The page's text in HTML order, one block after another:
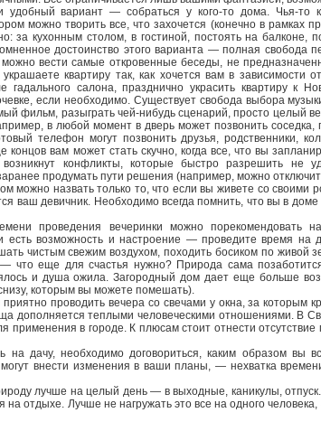
вариант — собраться у кого-то дома. Чья-то
можно творить все, что захочется (конечно в рамках
за кухонным столом, в гостиной, постоять на балконе,
достоинство этого варианта — полная свобода
можно вести самые откровенные беседы, не
квартиру так, как хочется вам в зависимости
гадального салона, празднично украсить квартиру к
если необходимо. Существует свобода выбора
фильм, разыграть чей-нибудь сценарий, просто целый
в любой момент в дверь может позвонить
телефон могут позвонить друзья, родственники,
концов вам может стать скучно, когда все, что вы
конфликты, которые быстро разрешить не
продумать пути решения (например, можно
можно назвать только то, что если вы живете со своими
ваш девичник. Необходимо всегда помнить, что вы в
проведения вечеринки можно
есть возможность и настроение — проведите время на
чистым свежим воздухом, походить босиком по живой
что еще для счастья нужно? Природа сама
и душа ожила. Загородный дом дает еще больше
которым вы можете помешать).
проводить вечера со свечами у окна, за которым
дополняется теплыми человеческими отношениями. В
применения в городе. К плюсам стоит отнести
на дачу, необходимо договориться, каким образом вы
внести изменения в ваши планы, — нехватка
лучше на целый день — в выходные, каникулы,
на отдыхе. Лучше не нагружать это все на одного